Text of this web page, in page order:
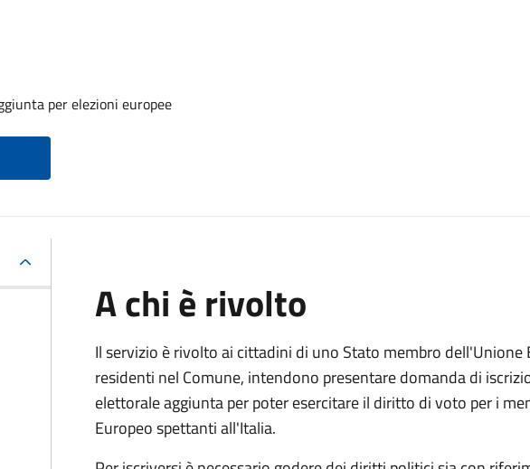
per elezioni europee
A chi è rivolto
Il servizio è rivolto ai cittadini di uno Stato membro dell'Unione
residenti nel Comune, intendono presentare domanda di
elettorale aggiunta per poter esercitare il diritto di voto per i
Europeo spettanti all'Italia.